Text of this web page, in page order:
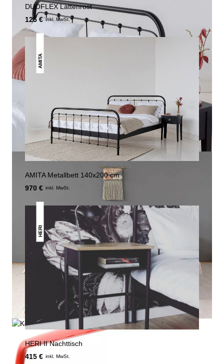
DUOFLEX Lattenrost
125 € inkl. MwSt.
AMITA
AMITA Metallbett 140x200 cm
970 € inkl. MwSt.
HERI
HERI II Nachttisch
415 € inkl. MwSt.